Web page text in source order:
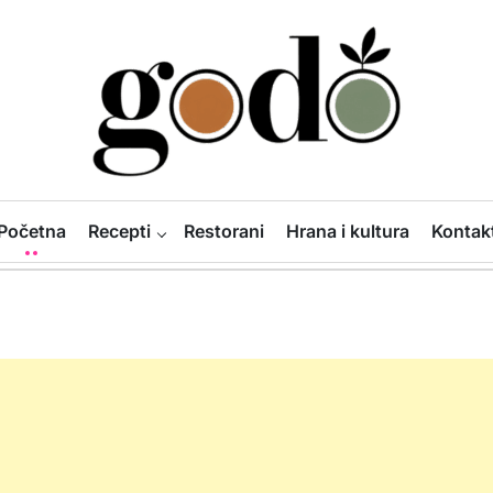
Godo
Recepti Restorani Hrana i kultura